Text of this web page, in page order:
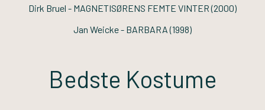
Dirk Bruel - MAGNETISØRENS FEMTE VINTER(2000)
Jan Weicke - BARBARA(1998)
Bedste Kostume